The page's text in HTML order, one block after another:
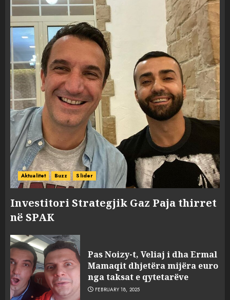
Aktualitet Buzz Slider
Investitori Strategjik Gaz Paja thirret
në SPAK
Pas Noizy-t, Veliaj i dha Ermal
Mamaqit dhjetëra mijëra euro
nga taksat e qytetarëve
FEBRUARY 18, 2025